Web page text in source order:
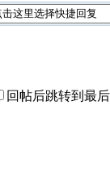
回帖后跳转到最